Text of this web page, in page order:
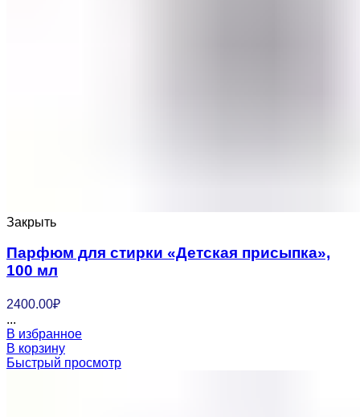
Закрыть
Парфюм для стирки «Детская присыпка»,
100 мл
2400.00₽
...
В избранное
В корзину
Быстрый просмотр